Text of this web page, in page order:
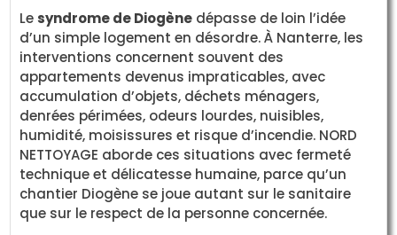
Le syndrome de Diogène dépasse de loin l’idée
d’un simple logement en désordre. À Nanterre, les
interventions concernent souvent des
appartements devenus impraticables, avec
accumulation d’objets, déchets ménagers,
denrées périmées, odeurs lourdes, nuisibles,
humidité, moisissures et risque d’incendie. NORD
NETTOYAGE aborde ces situations avec fermeté
technique et délicatesse humaine, parce qu’un
chantier Diogène se joue autant sur le sanitaire
que sur le respect de la personne concernée.